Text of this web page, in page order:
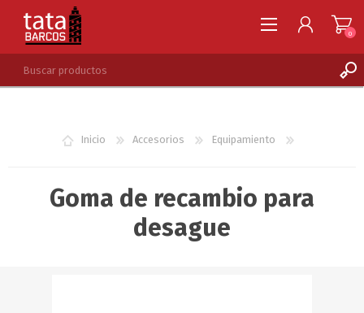
LISTA DE DESEOS
0
Inicio Accesorios Equipamiento
Goma de recambio para
desague